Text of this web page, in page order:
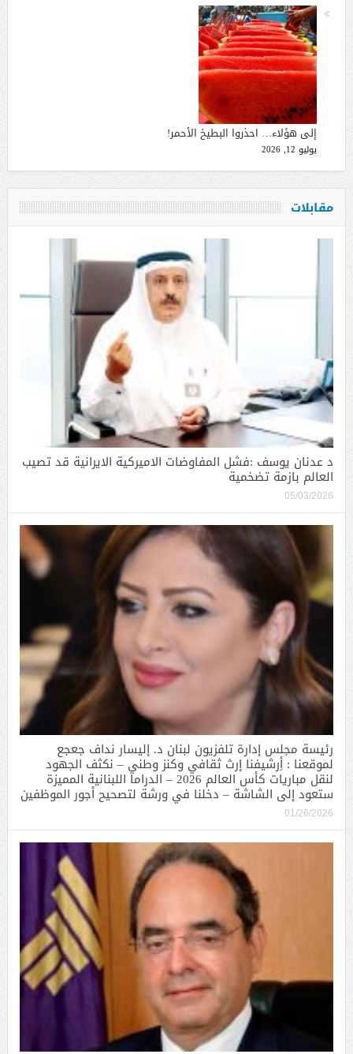
إلى هؤلاء… احذروا البطيخ الأحمر!
يوليو 12, 2026
مقابلات
د عدنان يوسف :فشل المفاوضات الاميركية الايرانية قد تصيب
العالم بازمة تضخمية
05/03/2026
رئيسة مجلس إدارة تلفزيون لبنان د. إليسار نداف جعجع
لموقعنا : أِرشيفنا إرث ثقافي وكنز وطني – نكثف الجهود
لنقل مباريات كأس العالم 2026 – الدراما اللبنانية المميزة
ستعود إلى الشاشة – دخلنا في ورشة لتصحيح أجور الموظفين
01/26/2026